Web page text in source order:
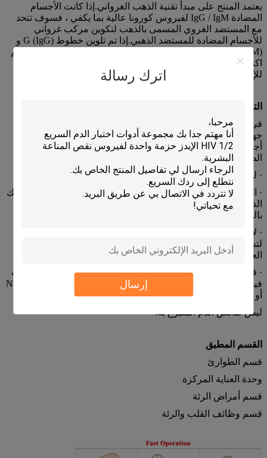
اترك رسالة
إرسال
يعتمد المنتج على مبدأ تقنية الذهب الغرواني.إذا كانت الأجسام
المضادة IgG / IgM لفيروس كورونا عالية بما يكفي ، فسوف تتحد
مع المستضد الغروي المسمى بالذهب لتكوين مركب غرواني
للأجسام المضادة للمستضد الذهبي.إذا تم تلوين خطوط (IgG) G و
(IgM) M ، فسيتم اكتشاف إصابة المريض.إذا لم يكن ملونًا ، فسيتم
للإشارة إلى أن الاختبار فعال.
التطبيق السريري
جهاز المناعة في الجسم استجابة مناعية للفيروس ، مما ينتج
أجسامًا مضادة محددة.يمكن استخدام تحديد الأجسام المضادة ذات
الصلة للكشف عن الإصابة بفيروس كورونا الجديد.
· لم تتم مراجعة هذا الاختبار من قبل إدارة الغذاء والدواء.
· النتائج السلبية لا تستبعد الإصابة بـ SARS-CoV-2 ، خاصة في أولئك
الذين كانوا على اتصال بالفيروس.يجب النظر في اختبار المتابعة
بالتشخيص الجزيئي لاستبعاد الإصابة لدى هؤلاء الأفراد.
· لا ينبغي استخدام نتائج اختبار الأجسام المضادة كأساس وحيد
العدوى.
· قد تكون النتائج الإيجابية ناجمة عن عدوى سابقة أو حالية بسلالات
فيروسات غير سارس CoV-2 ، مثل فيروس كورونا HKU1 أو NL63
أو OC43 أو 229E.
ليس لفحص الدم المتبرع به.
القسم المطبق
قسم الطوارئ
وحدة العناية المركزة
قسم أمراض الرئة
قسم وظائف القلب والرئة